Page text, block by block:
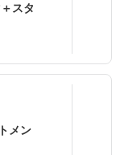
スタ
メン